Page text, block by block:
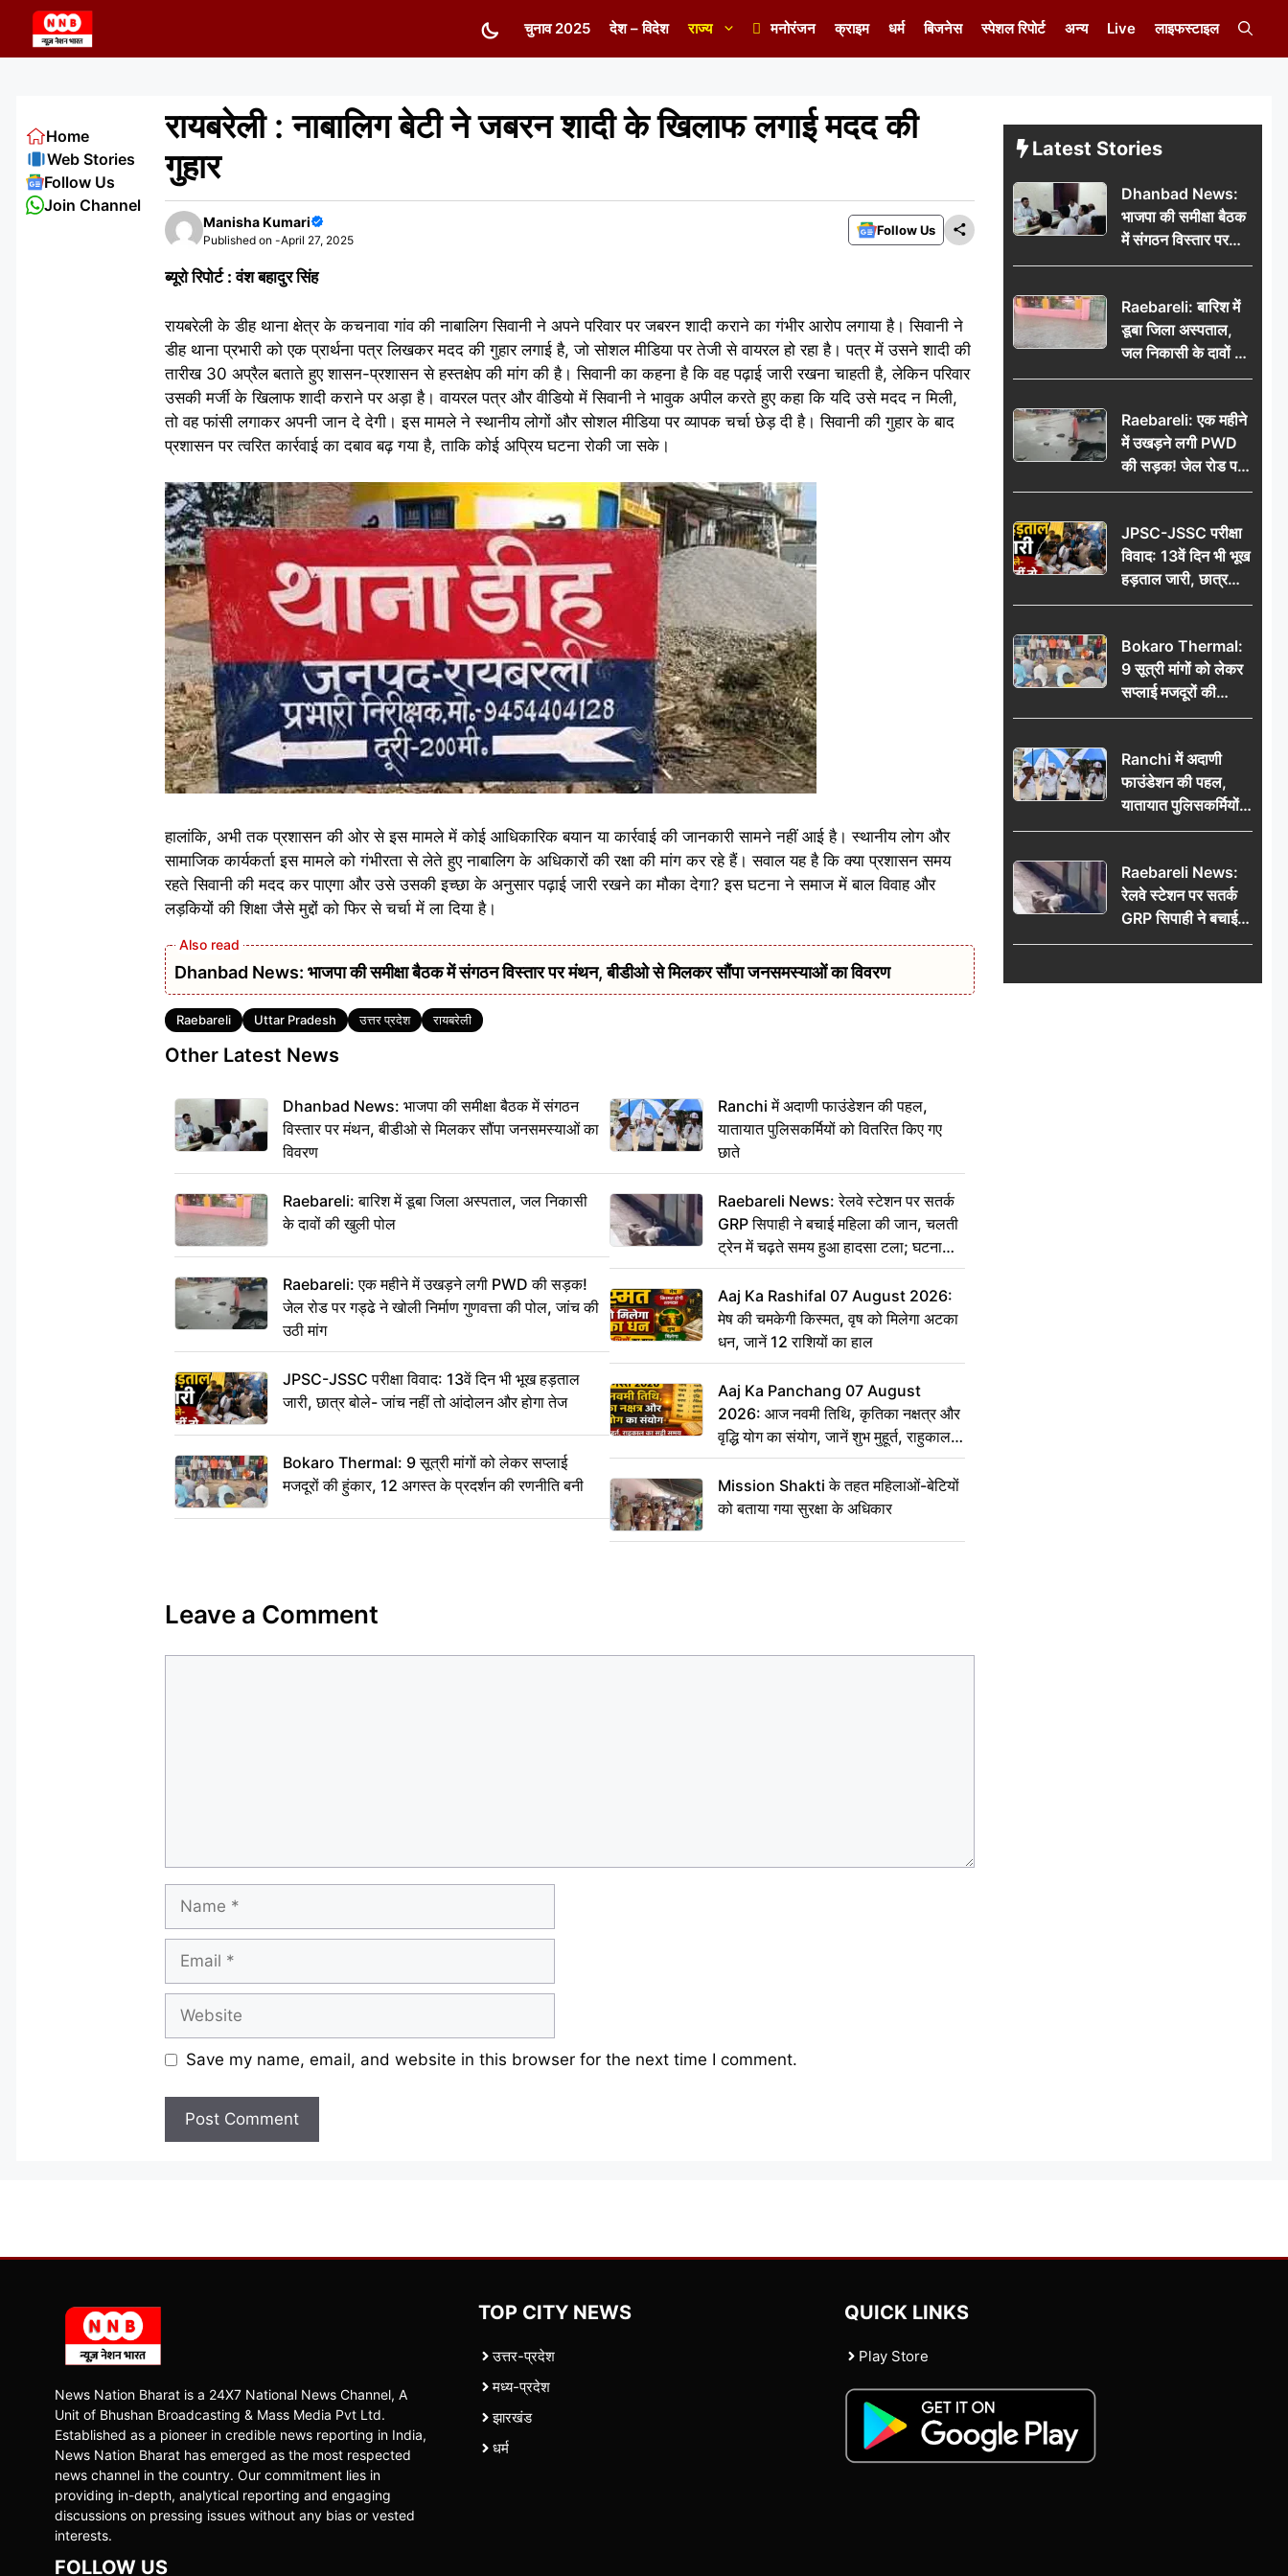
content
चुनाव 2025 देश – विदेश राज्य मनोरंजन क्राइम धर्म बिजनेस स्पेशल रिपोर्ट अन्य Live लाइफस्टाइल
रायबरेली : नाबालिग बेटी ने जबरन शादी के खिलाफ लगाई मदद की
गुहार
Manisha Kumari
Published on -April 27, 2025
Follow Us
ब्यूरो रिपोर्ट : वंश बहादुर सिंह
रायबरेली के डीह थाना क्षेत्र के कचनावा गांव की नाबालिग सिवानी ने अपने परिवार पर जबरन शादी कराने का गंभीर आरोप लगाया है। सिवानी ने
डीह थाना प्रभारी को एक प्रार्थना पत्र लिखकर मदद की गुहार लगाई है, जो सोशल मीडिया पर तेजी से वायरल हो रहा है। पत्र में उसने शादी की
तारीख 30 अप्रैल बताते हुए शासन-प्रशासन से हस्तक्षेप की मांग की है। सिवानी का कहना है कि वह पढ़ाई जारी रखना चाहती है, लेकिन परिवार
उसकी मर्जी के खिलाफ शादी कराने पर अड़ा है। वायरल पत्र और वीडियो में सिवानी ने भावुक अपील करते हुए कहा कि यदि उसे मदद न मिली,
तो वह फांसी लगाकर अपनी जान दे देगी। इस मामले ने स्थानीय लोगों और सोशल मीडिया पर व्यापक चर्चा छेड़ दी है। सिवानी की गुहार के बाद
प्रशासन पर त्वरित कार्रवाई का दबाव बढ़ गया है, ताकि कोई अप्रिय घटना रोकी जा सके।
हालांकि, अभी तक प्रशासन की ओर से इस मामले में कोई आधिकारिक बयान या कार्रवाई की जानकारी सामने नहीं आई है। स्थानीय लोग और
सामाजिक कार्यकर्ता इस मामले को गंभीरता से लेते हुए नाबालिग के अधिकारों की रक्षा की मांग कर रहे हैं। सवाल यह है कि क्या प्रशासन समय
रहते सिवानी की मदद कर पाएगा और उसे उसकी इच्छा के अनुसार पढ़ाई जारी रखने का मौका देगा? इस घटना ने समाज में बाल विवाह और
लड़कियों की शिक्षा जैसे मुद्दों को फिर से चर्चा में ला दिया है।
Dhanbad News: भाजपा की समीक्षा बैठक में संगठन विस्तार पर मंथन, बीडीओ से मिलकर सौंपा जनसमस्याओं का विवरण
Tags
Raebareli Uttar Pradesh उत्तर प्रदेश रायबरेली
Other Latest News
Dhanbad News: भाजपा की समीक्षा बैठक में संगठन
विस्तार पर मंथन, बीडीओ से मिलकर सौंपा जनसमस्याओं का
विवरण
Raebareli: बारिश में डूबा जिला अस्पताल, जल निकासी
के दावों की खुली पोल
Raebareli: एक महीने में उखड़ने लगी PWD की सड़क!
जेल रोड पर गड्ढे ने खोली निर्माण गुणवत्ता की पोल, जांच की
उठी मांग
JPSC-JSSC परीक्षा विवाद: 13वें दिन भी भूख हड़ताल
जारी, छात्र बोले- जांच नहीं तो आंदोलन और होगा तेज
Bokaro Thermal: 9 सूत्री मांगों को लेकर सप्लाई
मजदूरों की हुंकार, 12 अगस्त के प्रदर्शन की रणनीति बनी
Ranchi में अदाणी फाउंडेशन की पहल,
यातायात पुलिसकर्मियों को वितरित किए गए
छाते
Raebareli News: रेलवे स्टेशन पर सतर्क
GRP सिपाही ने बचाई महिला की जान, चलती
ट्रेन में चढ़ते समय हुआ हादसा टला; घटना
CCTV में कैद
Aaj Ka Rashifal 07 August 2026:
मेष की चमकेगी किस्मत, वृष को मिलेगा अटका
धन, जानें 12 राशियों का हाल
Aaj Ka Panchang 07 August
2026: आज नवमी तिथि, कृतिका नक्षत्र और
वृद्धि योग का संयोग, जानें शुभ मुहूर्त, राहुकाल
का सही समय
Mission Shakti के तहत महिलाओं-बेटियों
को बताया गया सुरक्षा के अधिकार
Leave a Comment
Name
Email
Website
Save my name, email, and website in this browser for the next time I comment.
Home
Web Stories
Follow Us
Join Channel
Latest Stories
Dhanbad News:
भाजपा की समीक्षा बैठक
में संगठन विस्तार पर
मंथन, बीडीओ से
जनसमस्याओं का विवरण
Raebareli: बारिश में
डूबा जिला अस्पताल,
जल निकासी के दावों की
खुली पोल
Raebareli: एक महीने
में उखड़ने लगी PWD
की सड़क! जेल रोड पर
गड्ढे ने खोली निर्माण
की उठी मांग
JPSC-JSSC परीक्षा
विवाद: 13वें दिन भी भूख
हड़ताल जारी, छात्र
बोले- जांच नहीं तो
Bokaro Thermal:
9 सूत्री मांगों को लेकर
सप्लाई मजदूरों की
हुंकार, 12 अगस्त के
Ranchi में अदाणी
फाउंडेशन की पहल,
यातायात पुलिसकर्मियों
को वितरित किए गए छाते
Raebareli News:
रेलवे स्टेशन पर सतर्क
GRP सिपाही ने बचाई
महिला की जान, चलती
हादसा टला; घटना
News Nation Bharat is a 24X7 National News Channel, A
Unit of Bhushan Broadcasting & Mass Media Pvt Ltd.
Established as a pioneer in credible news reporting in India,
News Nation Bharat has emerged as the most respected
news channel in the country. Our commitment lies in
providing in-depth, analytical reporting and engaging
discussions on pressing issues without any bias or vested
interests.
FOLLOW US
TOP CITY NEWS
उत्तर-प्रदेश
मध्य-प्रदेश
झारखंड
धर्म
QUICK LINKS
Play Store